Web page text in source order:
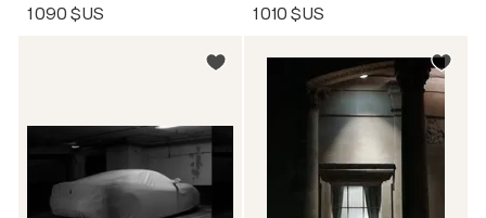
1 090 $US 1 010 $US